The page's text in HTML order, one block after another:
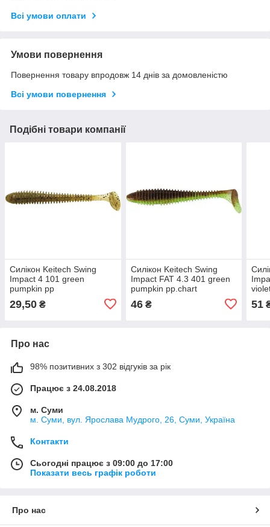
Всі умови оплати
Умови повернення
Повернення товару впродовж 14 днів за домовленістю
Всі умови повернення
Подібні товари компанії
Силікон Keitech Swing
Impact 4 101 green
pumpkin pp
29,50 ₴
Силікон Keitech Swing
Impact FAT 4.3 401 green
pumpkin pp.chart
46₴ 51
Про нас
98% позитивних з 302 відгуків за рік
Працює з 24.08.2018
м. Суми
м. Суми, вул. Ярослава Мудрого, 26, Суми, Україна
Контакти
Сьогодні працює з 09:00 до 17:00
Показати весь графік роботи
Про нас